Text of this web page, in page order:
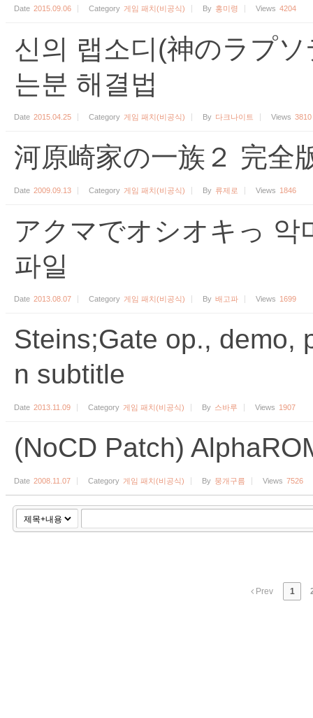
Date 2015.09.06 Category 게임 패치(비공식) By 홍미령 Views 4204
신의 랩소디(神のラプ
는분 해결법
Date 2015.04.25 Category 게임 패치(비공식) By 다크나이트 Views 3810
河原崎家の一族２ 完全
Date 2009.09.13 Category 게임 패치(비공식) By 류제로 Views 1846
アクマでオシオキっ 악
파일
Date 2013.08.07 Category 게임 패치(비공식) By 배고파 Views 1699
Steins;Gate op., demo,
n subtitle
Date 2013.11.09 Category 게임 패치(비공식) By 스바루 Views 1907
(NoCD Patch)
Date 2008.11.07 Category 게임 패치(비공식) By 뭉개구름 Views 7526
Prev 1